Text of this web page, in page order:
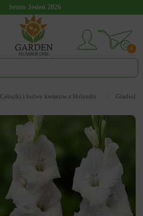
Sezon Jesień 2026
0
Cebulki i bulwy kwiatow z Holandii